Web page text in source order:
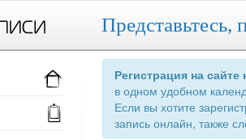
Представьтесь,
Регистрация на
в одном удобном
Если вы хотите
запись онлайн, также